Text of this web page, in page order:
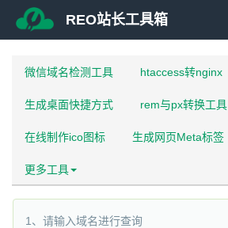
REO站长工具箱
微信域名检测工具 htaccess转nginx
生成桌面快捷方式 rem与px转换工具
在线制作ico图标 生成网页Meta标签
更多工具
1、请输入域名进行查询